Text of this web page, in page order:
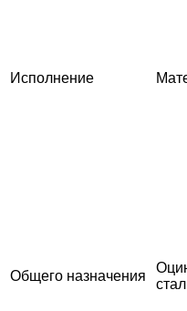
Исполнение
Общего назначения